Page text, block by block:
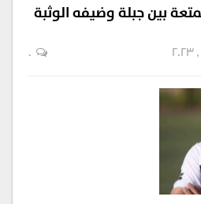
بين جبلة وضيفه الوثبة
0